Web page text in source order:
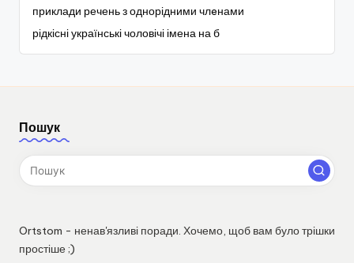
приклади речень з однорідними члeнами
рідкісні українські чоловічі імена на б
Пошук
Ortstom - ненав'язливі поради. Хочемо, щоб вам було трішки
простіше ;)